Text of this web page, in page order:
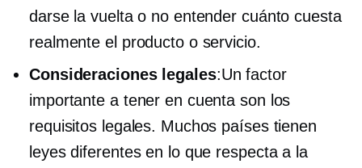
darse la vuelta o no entender cuánto cuesta
realmente el producto o servicio.
Consideraciones legales:Un factor
importante a tener en cuenta son los
requisitos legales. Muchos países tienen
leyes diferentes en lo que respecta a la